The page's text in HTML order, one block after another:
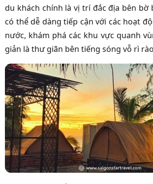
du khách chính là vị trí đắc địa bên bờ
có thể dễ dàng tiếp cận với các hoạt
nước, khám phá các khu vực quanh
giản là thư giãn bên tiếng sóng vỗ rì